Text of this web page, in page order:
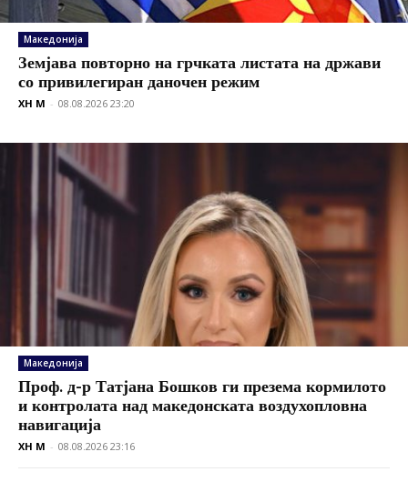
Македонија
Земјава повторно на грчката листата на држави
со привилегиран даночен режим
XH M - 08.08.2026 23:20
Македонија
Проф. д-р Татјана Бошков ги презема кормилото
и контролата над македонската воздухопловна
навигација
XH M - 08.08.2026 23:16